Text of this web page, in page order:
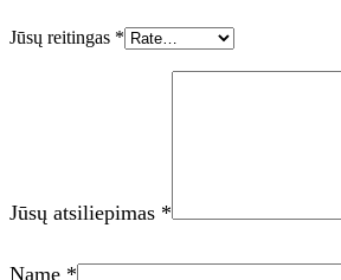
Jūsų reitingas *
Jūsų atsiliepimas *
Name *